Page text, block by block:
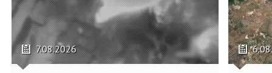
7.08.2026